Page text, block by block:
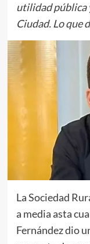
utilidad pública
Ciudad. Lo que
La Sociedad
a media asta
Fernández dio